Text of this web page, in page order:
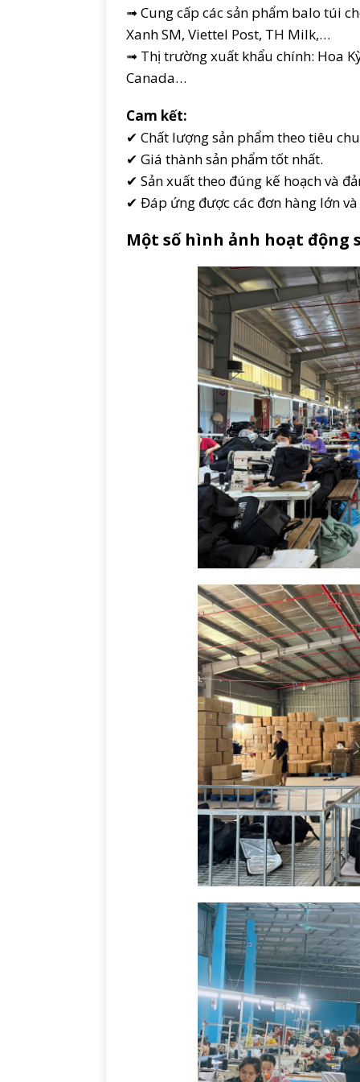
➟ Cung cấp các sản phẩm balo túi
Xanh SM, Viettel Post, TH Milk,…
➟ Thị trường xuất khẩu chính: Hoa
Canada…
Cam kết:
✔ Chất lượng sản phẩm theo tiêu
✔ Giá thành sản phẩm tốt nhất.
✔ Sản xuất theo đúng kế hoạch và
✔ Đáp ứng được các đơn hàng lớn
Một số hình ảnh hoạt động